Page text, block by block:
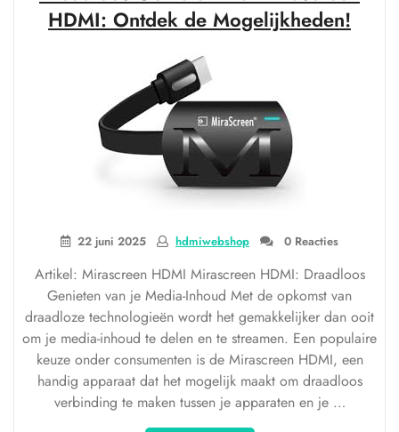
een
HDMI
HDMI: Ontdek de Mogelijkheden!
22 juni 2025 hdmiwebshop 0 Reacties
Artikel: Mirascreen HDMI Mirascreen HDMI: Draadloos
Genieten van je Media-Inhoud Met de opkomst van
draadloze technologieën wordt het gemakkelijker dan ooit
om je media-inhoud te delen en te streamen. Een populaire
keuze onder consumenten is de Mirascreen HDMI, een
handig apparaat dat het mogelijk maakt om draadloos
verbinding te maken tussen je apparaten en je …